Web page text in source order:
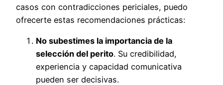
casos con contradicciones periciales, puedo
ofrecerte estas recomendaciones prácticas:
No subestimes la importancia de la
selección del perito. Su credibilidad,
experiencia y capacidad comunicativa
pueden ser decisivas.